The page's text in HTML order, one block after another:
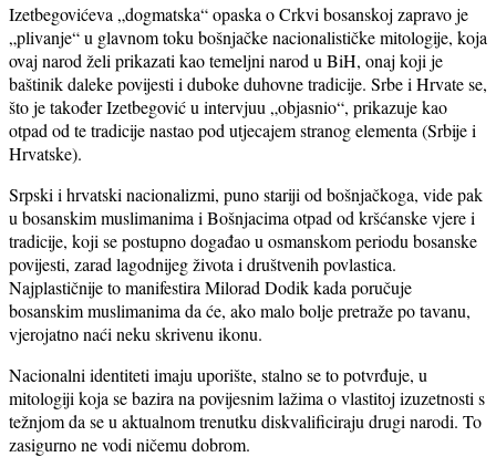
Izetbegovićeva „dogmatska“ opaska o Crkvi bosanskoj zapravo je
„plivanje“ u glavnom toku bošnjačke nacionalističke mitologije, koja
ovaj narod želi prikazati kao temeljni narod u BiH, onaj koji je
baštinik daleke povijesti i duboke duhovne tradicije. Srbe i Hrvate se,
što je također Izetbegović u intervjuu „objasnio“, prikazuje kao
otpad od te tradicije nastao pod utjecajem stranog elementa (Srbije i
Hrvatske).
Srpski i hrvatski nacionalizmi, puno stariji od bošnjačkoga, vide pak
u bosanskim muslimanima i Bošnjacima otpad od kršćanske vjere i
tradicije, koji se postupno događao u osmanskom periodu bosanske
povijesti, zarad lagodnijeg života i društvenih povlastica.
Najplastičnije to manifestira Milorad Dodik kada poručuje
bosanskim muslimanima da će, ako malo bolje pretraže po tavanu,
vjerojatno naći neku skrivenu ikonu.
Nacionalni identiteti imaju uporište, stalno se to potvrđuje, u
mitologiji koja se bazira na povijesnim lažima o vlastitoj izuzetnosti s
težnjom da se u aktualnom trenutku diskvalificiraju drugi narodi. To
zasigurno ne vodi ničemu dobrom.